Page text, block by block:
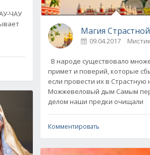
Магия
09.04.2017
В народе существовало
примет и поверий, которые
если провести их в Страстную
Можжевеловый дым Самым первым
делом наши предки очищали
Комментировать